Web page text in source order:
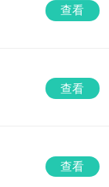
查看
查看
查看